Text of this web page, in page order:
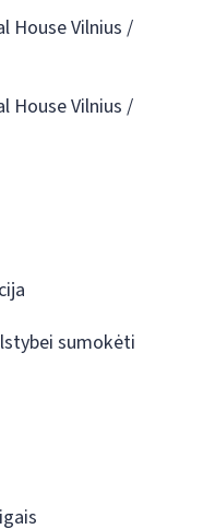
House Vilnius /
House Vilnius /
sumokėti